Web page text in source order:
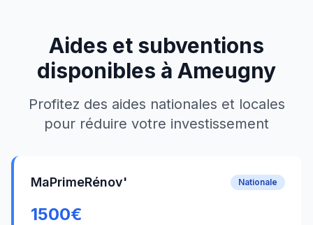
Aides et subventions
disponibles à Ameugny
Profitez des aides nationales et locales
pour réduire votre investissement
MaPrimeRénov' Nationale
1500€